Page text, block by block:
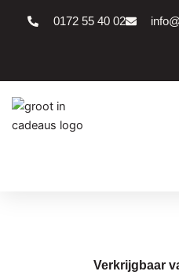
0172 55 40 02
Verkrijgbaar